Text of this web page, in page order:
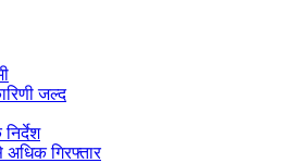
जल्द
गिरफ्तार